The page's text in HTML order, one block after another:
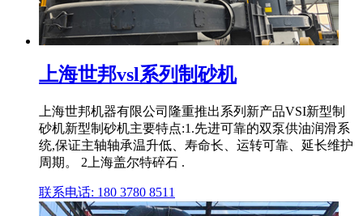
上海世邦vsl系列制砂机
上海世邦机器有限公司隆重推出系列新产品VSI新型制
砂机新型制砂机主要特点:1.先进可靠的双泵供油润滑系
统,保证主轴轴承温升低、寿命长、运转可靠、延长维护
周期。 2上海盖尔特碎石 .
联系电话: 180 3780 8511